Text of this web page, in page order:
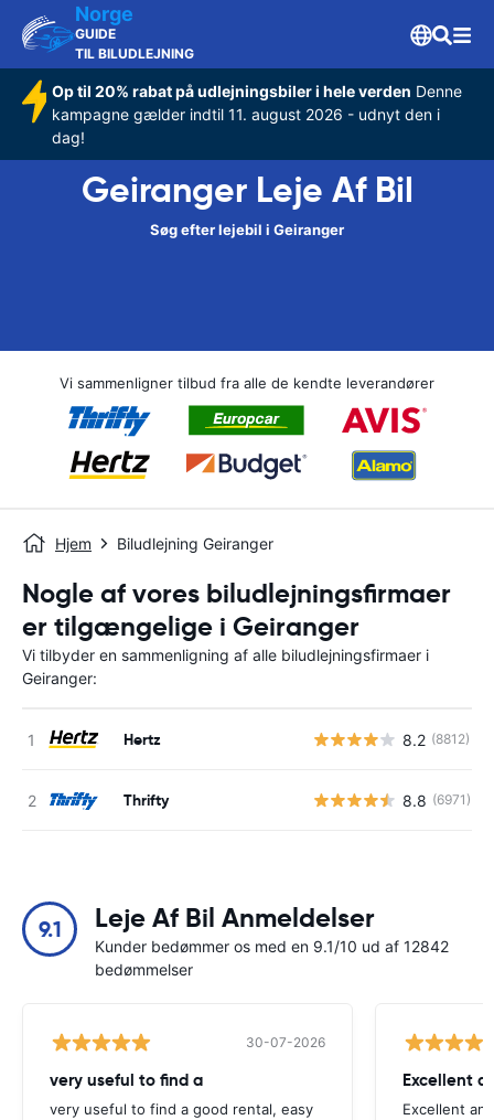
Norge
GUIDE
TIL BILUDLEJNING
Op til 20% rabat på udlejningsbiler i hele verden Denne
kampagne gælder indtil 11. august 2026 - udnyt den i
dag!
Geiranger Leje Af Bil
Søg efter lejebil i Geiranger
Vi sammenligner tilbud fra alle de kendte leverandører
Hjem Biludlejning Geiranger
Nogle af vores biludlejningsfirmaer
er tilgængelige i Geiranger
Vi tilbyder en sammenligning af alle biludlejningsfirmaer i
Geiranger:
Hertz 8.2 (8812)
Thrifty 8.8 (6971)
9.1 Leje Af Bil Anmeldelser
Kunder bedømmer os med en 9.1/10 ud af 12842
bedømmelser
30-07-2026
very useful to find a
very useful to find a good rental, easy
Excellent
Excellent